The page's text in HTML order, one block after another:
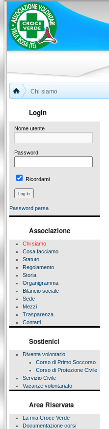
Chi siamo
Login
Nome utente
Password
Ricordami
Password persa
Associazione
Chi siamo
Cosa facciamo
Statuto
Regolamento
Storia
Organigramma
Bilancio sociale
Sede
Mezzi
Trasparenza
Contatti
Sostienici
Diventa volontario
Corso di Primo Soccorso
Corso di Protezione Civile
Servizio Civile
Vacanze volontariato
Area Riservata
La mia Croce Verde
Documentazione corsi